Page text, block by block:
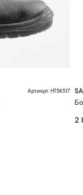
Артикул: HT5K517
2